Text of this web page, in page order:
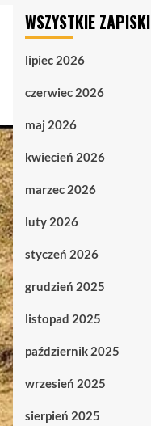
WSZYSTKIE ZAPISKI
lipiec 2026
czerwiec 2026
maj 2026
kwiecień 2026
marzec 2026
luty 2026
styczeń 2026
grudzień 2025
listopad 2025
październik 2025
wrzesień 2025
sierpień 2025